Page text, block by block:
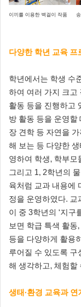
이끼를 이용한 벽걸이 작품
다양한 학년 교육 프
학년에서는 학생 수
하여 여러 가지 크고
활동 등을 진행하고
방 활동 등을 운영할
장 견학 등 자연을
해 보는 등 다양한
영하여 학생, 학부모
그리고 1, 2학년의
육처럼 교과 내용에
정을 운영하였다. 교
이 중 3학년의 ‘지구
보면 학급 특색 활
등을 다양하게 활용
루어질 수 있도록 구
해 생각하고, 체험할
생태·환경 교육과